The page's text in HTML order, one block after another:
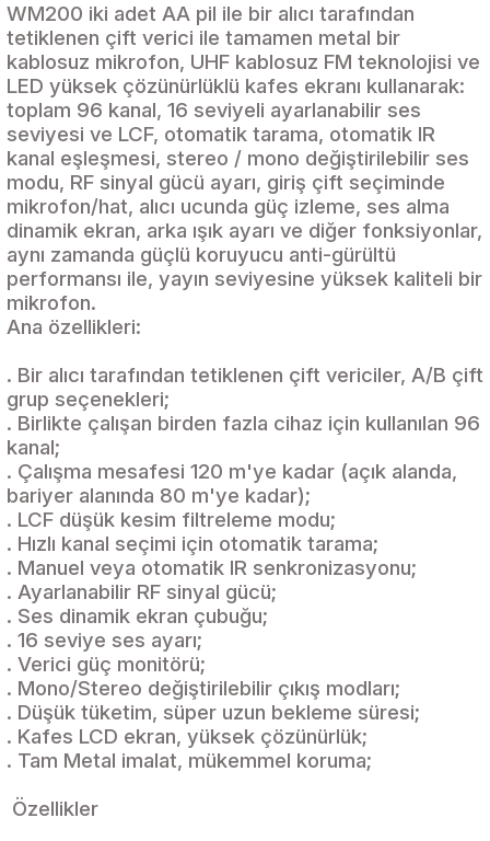
WM200 iki adet AA pil ile bir alıcı tarafından
tetiklenen çift verici ile tamamen metal bir
kablosuz mikrofon, UHF kablosuz FM teknolojisi ve
LED yüksek çözünürlüklü kafes ekranı kullanarak:
toplam 96 kanal, 16 seviyeli ayarlanabilir ses
seviyesi ve LCF, otomatik tarama, otomatik IR
kanal eşleşmesi, stereo / mono değiştirilebilir ses
modu, RF sinyal gücü ayarı, giriş çift seçiminde
mikrofon/hat, alıcı ucunda güç izleme, ses alma
dinamik ekran, arka ışık ayarı ve diğer fonksiyonlar,
aynı zamanda güçlü koruyucu anti-gürültü
performansı ile, yayın seviyesine yüksek kaliteli bir
mikrofon.
Ana özellikleri:
. Bir alıcı tarafından tetiklenen çift vericiler, A/B çift
grup seçenekleri;
. Birlikte çalışan birden fazla cihaz için kullanılan 96
kanal;
. Çalışma mesafesi 120 m'ye kadar (açık alanda,
bariyer alanında 80 m'ye kadar);
. LCF düşük kesim filtreleme modu;
. Hızlı kanal seçimi için otomatik tarama;
. Manuel veya otomatik IR senkronizasyonu;
. Ayarlanabilir RF sinyal gücü;
. Ses dinamik ekran çubuğu;
. 16 seviye ses ayarı;
. Verici güç monitörü;
. Mono/Stereo değiştirilebilir çıkış modları;
. Düşük tüketim, süper uzun bekleme süresi;
. Kafes LCD ekran, yüksek çözünürlük;
. Tam Metal imalat, mükemmel koruma;
Özellikler